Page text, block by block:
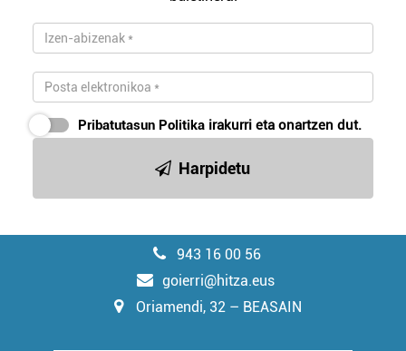
Pribatutasun Politika irakurri eta onartzen dut.
Harpidetu
943 16 00 56
goierri@hitza.eus
Oriamendi, 32 – BEASAIN